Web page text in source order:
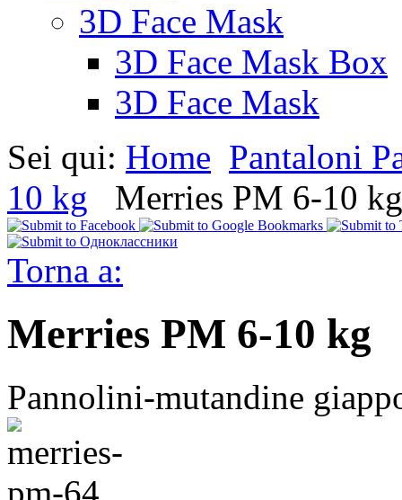
3D Face Mask
3D Face Mask Box
3D Face Mask
Sei qui: Home Pantaloni
10 kg
Merries PM 6-10 kg
Torna a:
Merries PM 6-10 kg
Pannolini-mutandine